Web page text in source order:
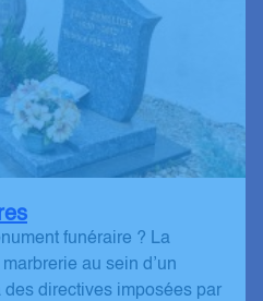
funéraire ? La
au sein d’un
directives imposées par